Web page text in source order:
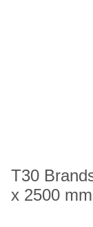
T30
x 2500